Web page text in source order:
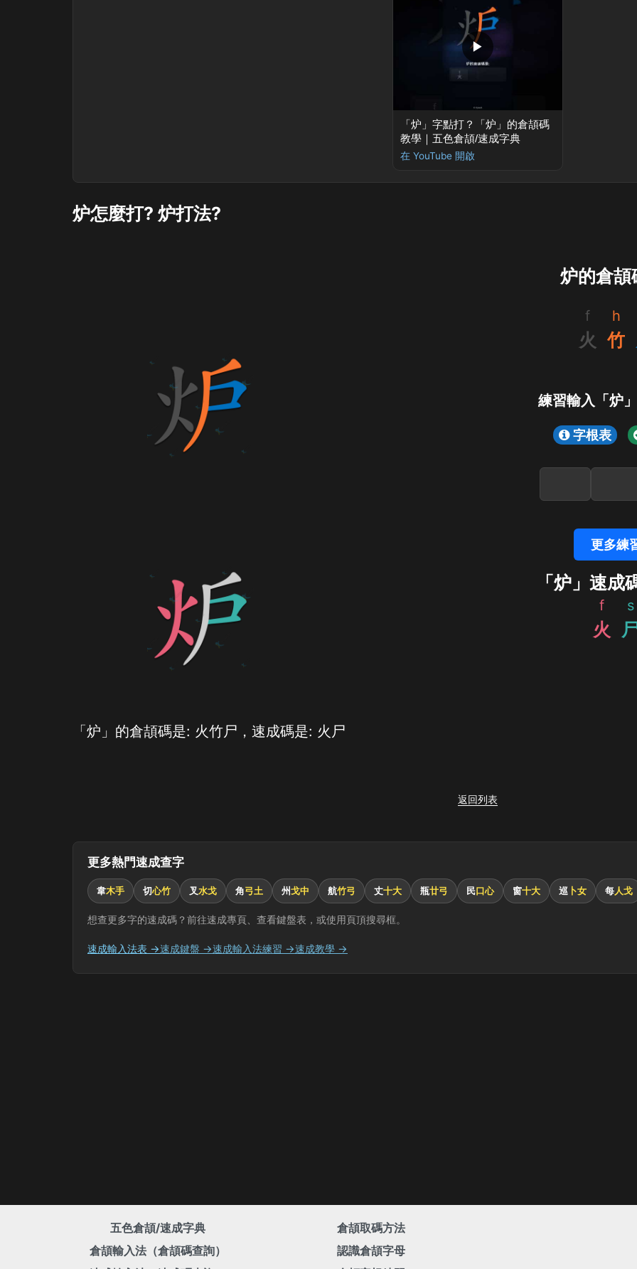
▶
「炉」字點打？「炉」的倉頡碼
教學｜五色倉頡/速成字典
在 YouTube 開啟
炉怎麼打? 炉打法?
炉的倉頡
f
火
h
竹
練習輸入「炉
字根表
更多練
「炉」速成
f
火
s
「炉」的倉頡碼是: 火竹尸，速成碼是: 火尸
返回列表
更多熱門速成查字
韋木手 切心竹 叉水戈 角弓土 州戈中 航竹弓 丈十大 瓶廿弓 民口心 窗十大 巡 卜女 每人戈
想查更多字的速成碼？前往速成專頁、查看鍵盤表，或使用頁頂搜尋框。
速成輸入法表 →速成鍵盤 →速成輸入法練習 →速成教學 →
五色倉頡/速成字典
倉頡輸入法（倉頡碼查詢）
倉頡取碼方法
認識倉頡字母